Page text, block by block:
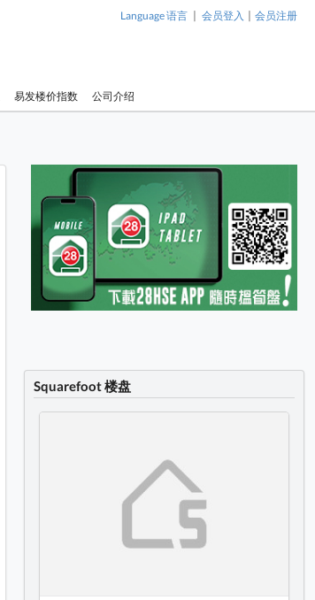
Language 语言 | 会员登入 | 会员注册
易发楼价指数 公司介绍
Squarefoot 楼盘